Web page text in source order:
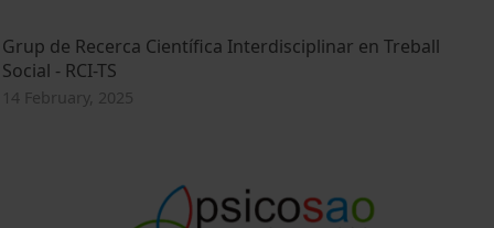
Grup de Recerca Científica Interdisciplinar en Treball
Social - RCI-TS
14 February, 2025